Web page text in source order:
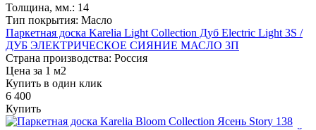
Толщина, мм.: 14
Тип покрытия: Масло
Паркетная доска Karelia Light Collection Дуб Electric Light 3S /
ДУБ ЭЛЕКТРИЧЕСКОЕ СИЯНИЕ МАСЛО 3П
Страна производства: Россия
Цена за 1 м2
Купить в один клик
6 400
Купить